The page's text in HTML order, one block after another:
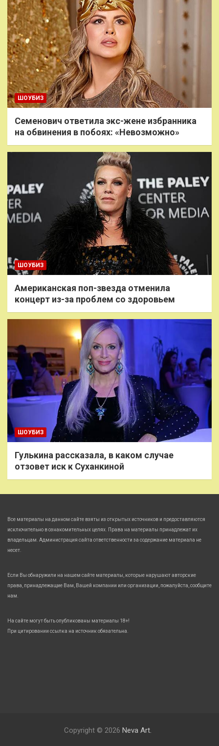
ШОУБИЗ
Семенович ответила экс-жене избранника
на обвинения в побоях: «Невозможно»
ШОУБИЗ
Американская поп-звезда отменила
концерт из-за проблем со здоровьем
ШОУБИЗ
Гулькина рассказала, в каком случае
отзовет иск к Суханкиной
Все материалы на данном сайте взяты из открытых источников и предоставляются
исключительно в ознакомительных целях. Права на материалы принадлежат их
владельцам. Администрация сайта ответственности за содержание материала не
несет.
Если Вы обнаружили на нашем сайте материалы, которые нарушают авторские
права, принадлежащие Вам, Вашей компании или организации, пожалуйста, сообщите
нам.
На сайте могут быть опубликованы материалы 18+!
При цитировании ссылка на источник обязательна.
Copyright © 2026 Neva Art.